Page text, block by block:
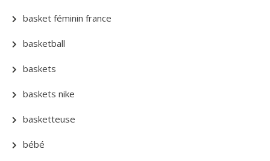
basket féminin france
basketball
baskets
baskets nike
basketteuse
bébé